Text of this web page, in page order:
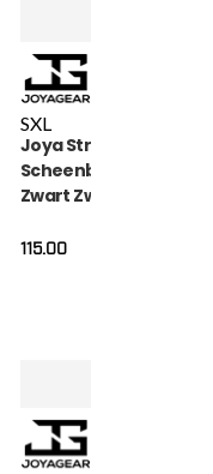
SXL
Joya Strike
Scheenbeschermers
Zwart Zwart
115.00